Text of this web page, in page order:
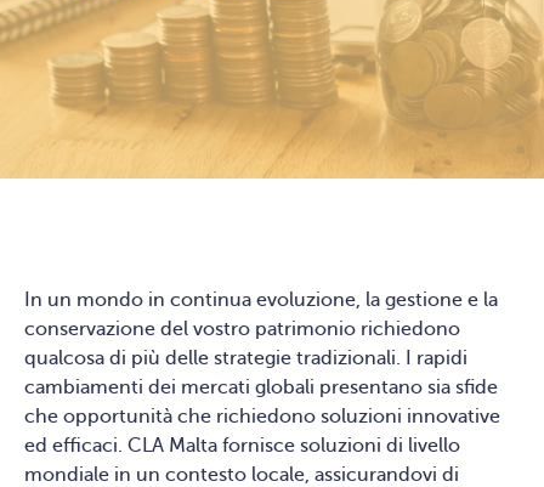
In un mondo in continua evoluzione, la gestione e la
conservazione del vostro patrimonio richiedono
qualcosa di più delle strategie tradizionali. I rapidi
cambiamenti dei mercati globali presentano sia sfide
che opportunità che richiedono soluzioni innovative
ed efficaci. CLA Malta fornisce soluzioni di livello
mondiale in un contesto locale, assicurandovi di